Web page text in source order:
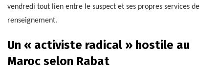
vendredi tout lien entre le suspect et ses propres services de
renseignement.
Un « activiste radical » hostile au
Maroc selon Rabat